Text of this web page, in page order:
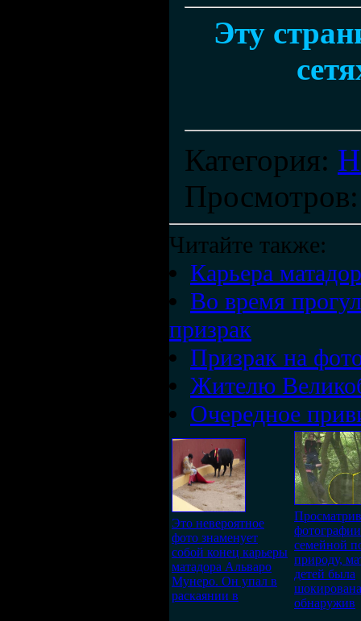
Эту
Категория:
Просмотров
Читайте также:
Карьера
Во время
призрак
Призрак на
Жителю
Очередное
Это невероятное
фото знаменует
собой конец карьеры
матадора Альваро
Мунеро. Он упал в
раскаянии в
семейной
природу,
детей была
обнаружив